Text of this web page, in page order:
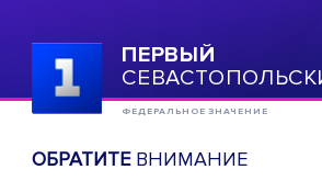
ПЕРВЫЙ
ФЕДЕРАЛЬНОЕ ЗНАЧЕНИЕ
ОБРАТИТЕВНИМАНИЕ